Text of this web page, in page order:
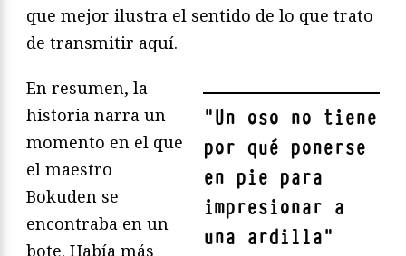
que mejor ilustra el sentido de lo que trato
de transmitir aquí.
"Un oso no tiene
por qué ponerse
en pie para
impresionar a
una ardilla"
En resumen, la
historia narra un
momento en el que
el maestro
Bokuden se
encontraba en un
bote. Había más